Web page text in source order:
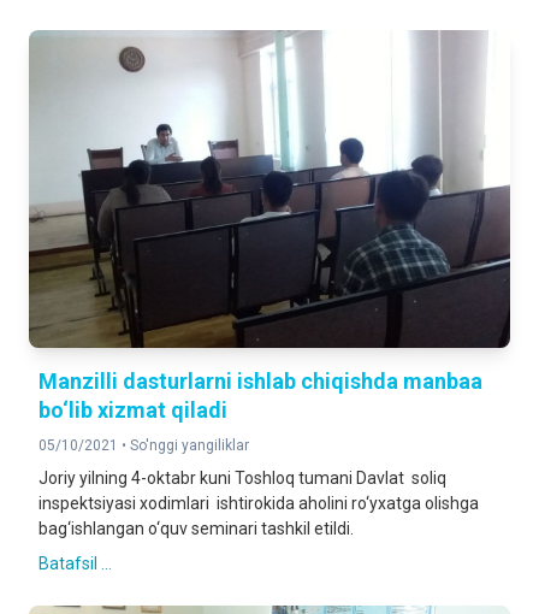
Manzilli dasturlarni ishlab chiqishda manbaa
bo‘lib xizmat qiladi
05/10/2021 • So'nggi yangiliklar
Joriy yilning 4-oktabr kuni Toshloq tumani Davlat soliq
inspektsiyasi xodimlari ishtirokida aholini ro‘yxatga olishga
bag‘ishlangan o‘quv seminari tashkil etildi.
Batafsil ...